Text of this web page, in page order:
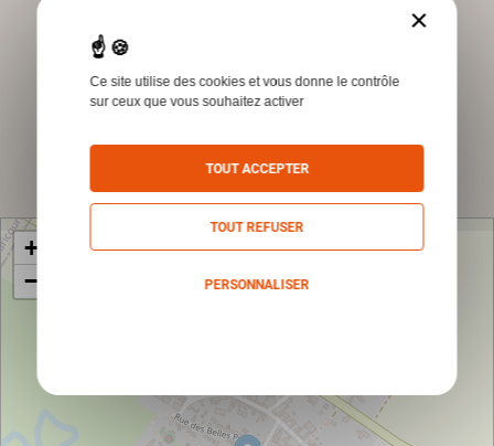
concernant les produits et services Humbert
par e-mail.
*Champs obligatoires
Envoyer
+
−
×
Ce site utilise des cookies et vous donne le contrôle
sur ceux que vous souhaitez activer
TOUT ACCEPTER
TOUT REFUSER
PERSONNALISER